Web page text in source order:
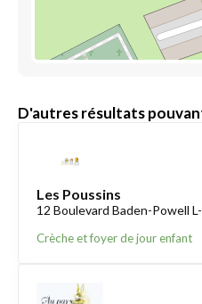
D'autres résultats
Les Poussins
12 Boulevard Baden-Powell
Crèche et foyer de jour enfant